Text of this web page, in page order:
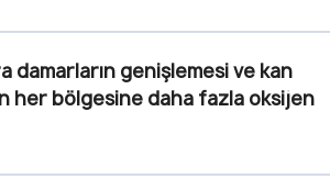
damarların genişlemesi ve kan
her bölgesine daha fazla oksijen